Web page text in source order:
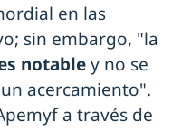
en las
sin embargo, "la
notabley no se
acercamiento".
a través de